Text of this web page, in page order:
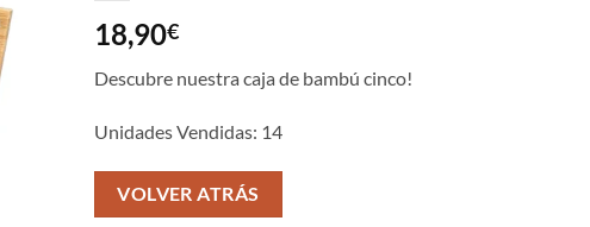
lista
de
18,90€
Descubre nuestra caja de bambú cinco!
Unidades Vendidas: 14
VOLVER ATRÁS